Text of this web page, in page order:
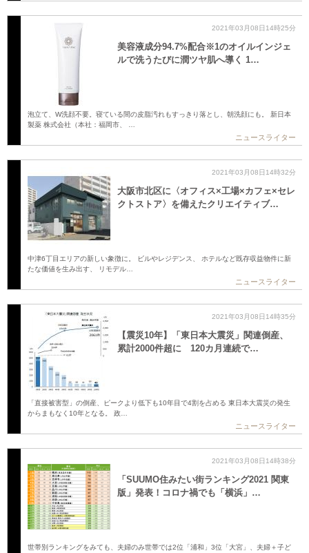
2021年03月08日14時25分
美容液成分94.7%配合※1のオイルインジェ
ルで洗うたびに潤ツヤ肌へ導く 1…
泡立て、W洗顔不要。寝ている間の皮脂汚れもすっきり落とし、朝洗顔にも。 新日本
製薬 株式会社（本社：福岡市、 …
ニュースライター
2021年03月08日14時32分
大阪市北区に〈オフィス×工場×カフェ×セレ
クトストア〉を備えたクリエイティブ…
中津6丁目エリアの新しい象徴に。 ビルやレジデンス、 ホテルなど既存収益物件に新
たな価値を生み出す、 リモデル…
ニュースライター
2021年03月08日14時35分
【震災10年】「東日本大震災」関連倒産、
累計2000件超に 120カ月連続で…
「直接被害型」の倒産、ピークより低下も10年目で4割を占める 東日本大震災の発生
からまもなく10年となる。 政…
ニュースライター
2021年03月08日14時38分
「SUUMO住みたい街ランキング2021 関東
版」発表！コロナ禍でも「横浜」…
世帯別ランキングをみても、夫婦のみ世帯では2位「浦和」3位「大宮」、夫婦＋子ど